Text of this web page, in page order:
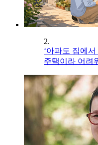
2.
‘아파도 집에
주택이라 어려